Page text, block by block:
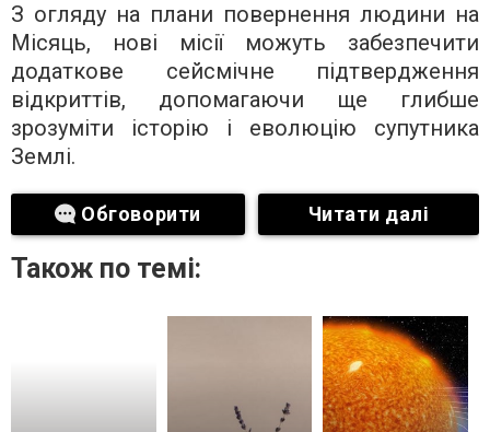
З огляду на плани повернення людини на
Місяць, нові місії можуть забезпечити
додаткове сейсмічне підтвердження
відкриттів, допомагаючи ще глибше
зрозуміти історію і еволюцію супутника
Землі.
Обговорити Читати далі
Також по темі: